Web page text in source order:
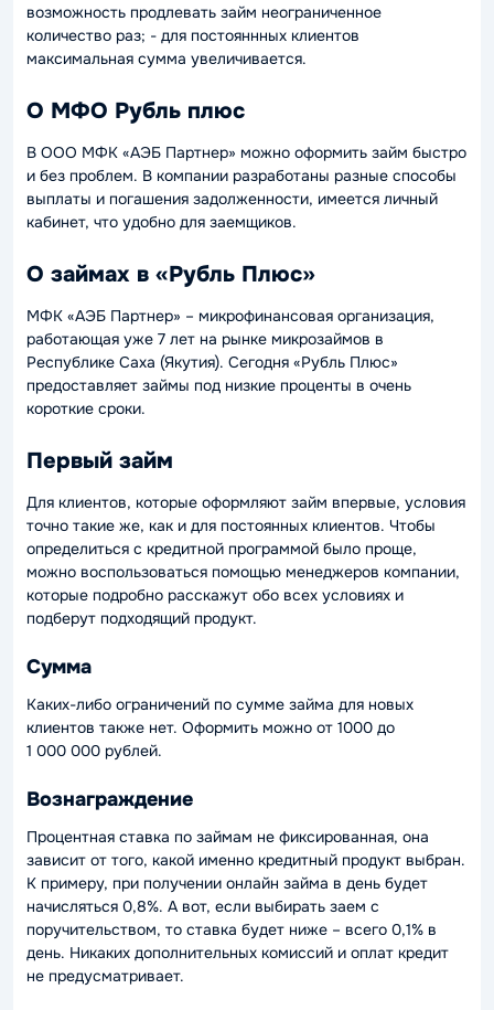
возможность продлевать займ неограниченное
количество раз; - для постояннных клиентов
максимальная сумма увеличивается.
О МФО Рубль плюс
В ООО МФК «АЭБ Партнер» можно оформить займ быстро
и без проблем. В компании разработаны разные способы
выплаты и погашения задолженности, имеется личный
кабинет, что удобно для заемщиков.
О займах в «Рубль Плюс»
МФК «АЭБ Партнер» – микрофинансовая организация,
работающая уже 7 лет на рынке микрозаймов в
Республике Саха (Якутия). Сегодня «Рубль Плюс»
предоставляет займы под низкие проценты в очень
короткие сроки.
Первый займ
Для клиентов, которые оформляют займ впервые, условия
точно такие же, как и для постоянных клиентов. Чтобы
определиться с кредитной программой было проще,
можно воспользоваться помощью менеджеров компании,
которые подробно расскажут обо всех условиях и
подберут подходящий продукт.
Сумма
Каких-либо ограничений по сумме займа для новых
клиентов также нет. Оформить можно от 1000 до
1 000 000 рублей.
Вознаграждение
Процентная ставка по займам не фиксированная, она
зависит от того, какой именно кредитный продукт выбран.
К примеру, при получении онлайн займа в день будет
начисляться 0,8%. А вот, если выбирать заем с
поручительством, то ставка будет ниже – всего 0,1% в
день. Никаких дополнительных комиссий и оплат кредит
не предусматривает.